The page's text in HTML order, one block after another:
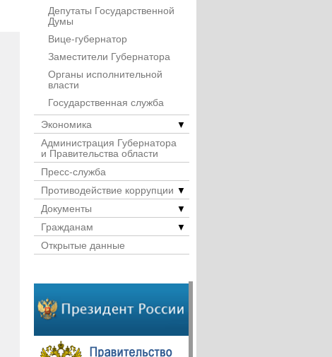
Депутаты Государственной
Думы
Вице-губернатор
Заместители Губернатора
Органы исполнительной
власти
Государственная служба
▼
Экономика
Администрация Губернатора
и Правительства области
Пресс-служба
▼
Противодействие коррупции
▼
Документы
▼
Гражданам
Открытые данные